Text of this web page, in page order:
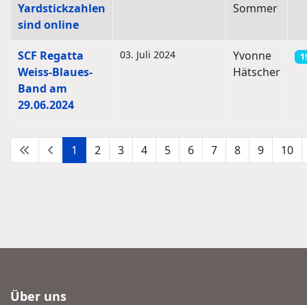
Yardstickzahlen
sind online
Sommer
SCF Regatta
Weiss-Blaues-
Band am
29.06.2024
03. Juli 2024
Yvonne
Hätscher
Seite 1 von 22
1 2 3 4 5 6 7 8 9 10
Über uns